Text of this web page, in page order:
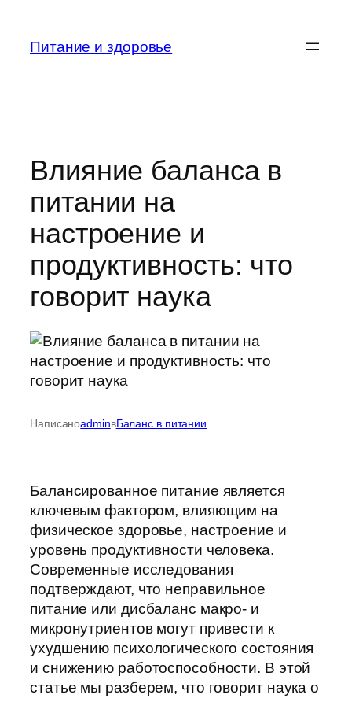
содержимому
Питание и здоровье
Влияние баланса в
питании на
настроение и
продуктивность: что
говорит наука
НаписаноadminвБаланс в питании
Балансированное питание является
ключевым фактором, влияющим на
физическое здоровье, настроение и
уровень продуктивности человека.
Современные исследования
подтверждают, что неправильное
питание или дисбаланс макро- и
микронутриентов могут привести к
ухудшению психологического состояния
и снижению работоспособности. В этой
статье мы разберем, что говорит наука о